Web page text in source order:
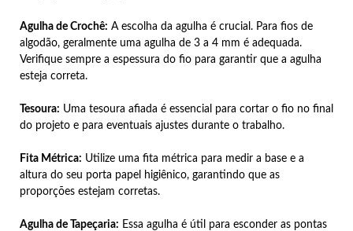
Agulha de Crochê: A escolha da agulha é crucial. Para fios de
algodão, geralmente uma agulha de 3 a 4 mm é adequada.
Verifique sempre a espessura do fio para garantir que a agulha
esteja correta.
Tesoura: Uma tesoura afiada é essencial para cortar o fio no final
do projeto e para eventuais ajustes durante o trabalho.
Fita Métrica: Utilize uma fita métrica para medir a base e a
altura do seu porta papel higiênico, garantindo que as
proporções estejam corretas.
Agulha de Tapeçaria: Essa agulha é útil para esconder as pontas